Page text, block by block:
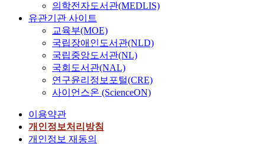
의학전자도서관(MEDLIS)
유관기관 사이트
교육부(MOE)
국립장애인도서관(NLD)
국립중앙도서관(NL)
국회도서관(NAL)
연구윤리정보포털(CRE)
사이언스온 (ScienceON)
이용약관
개인정보처리방침
개인정보 재동의